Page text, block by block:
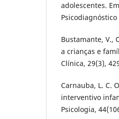
adolescentes.
Bustamante, V.,
a crianças e
Clínica, 29(3),
Carnauba, L. C.
interventivo
Psicologia,